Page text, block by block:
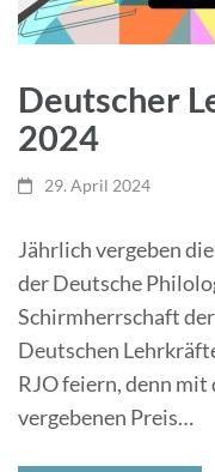
Deutscher
2024
29. April 2024
Jährlich vergeben
der Deutsche
Schirmherrschaft
Deutschen
RJO feiern, denn
vergebenen Preis…